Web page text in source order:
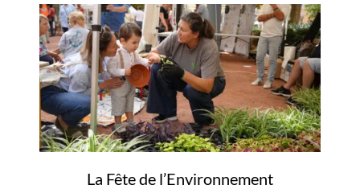
La Fête de l’Environnement